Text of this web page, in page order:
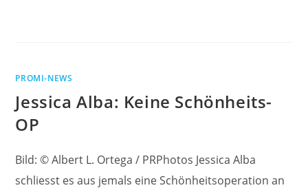
PROMI-NEWS
Jessica Alba: Keine Schönheits-
OP
Bild: © Albert L. Ortega / PRPhotos Jessica Alba
schliesst es aus jemals eine Schönheitsoperation an